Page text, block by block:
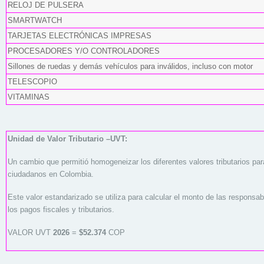
RELOJ DE PULSERA
SMARTWATCH
TARJETAS ELECTRÓNICAS IMPRESAS
PROCESADORES Y/O CONTROLADORES
Sillones de ruedas y demás vehículos para inválidos, incluso con motor
TELESCOPIO
VITAMINAS
Unidad de Valor Tributario –UVT:
Un cambio que permitió homogeneizar los diferentes valores tributarios
ciudadanos en Colombia.
Este valor estandarizado se utiliza para calcular el monto de las
los pagos fiscales y tributarios.
VALOR UVT 2026 = $52.374 COP